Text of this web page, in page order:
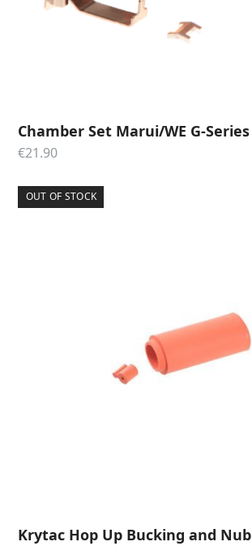
Chamber Set Marui/WE G-Series
€21.90
OUT OF STOCK
Krytac Hop Up Bucking and Nub